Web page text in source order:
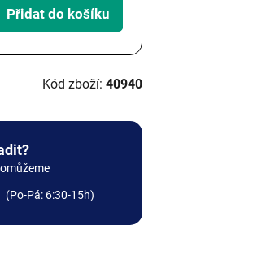
40940
Přidat do košíku